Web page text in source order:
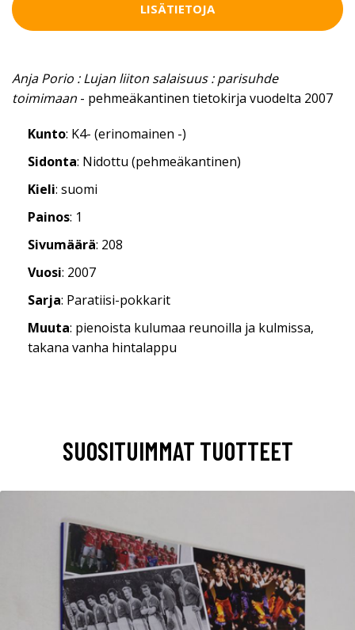
LISÄTIETOJA
Anja Porio : Lujan liiton salaisuus : parisuhde
toimimaan - pehmeäkantinen tietokirja vuodelta 2007
Kunto: K4- (erinomainen -)
Sidonta: Nidottu (pehmeäkantinen)
Kieli: suomi
Painos: 1
Sivumäärä: 208
Vuosi: 2007
Sarja: Paratiisi-pokkarit
Muuta: pienoista kulumaa reunoilla ja kulmissa,
takana vanha hintalappu
SUOSITUIMMAT TUOTTEET